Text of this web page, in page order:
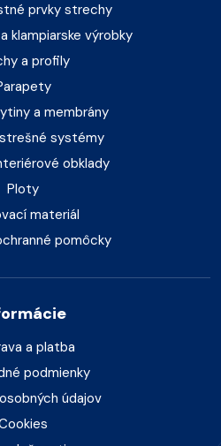
prvky strechy
klampiarske výrobky
a profily
a membrány
systémy
obklady
Ploty
materiál
pomôcky
a platba
podmienky
údajov